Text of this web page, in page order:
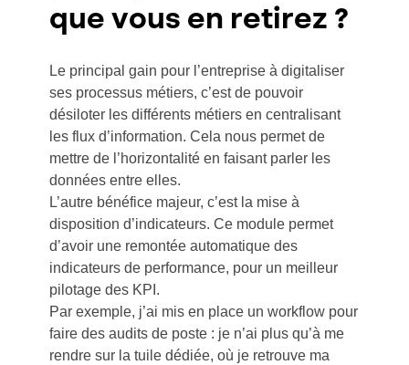
que vous en retirez ?
Le principal gain pour l’entreprise à digitaliser
ses processus métiers, c’est de pouvoir
désiloter les différents métiers en centralisant
les flux d’information. Cela nous permet de
mettre de l’horizontalité en faisant parler les
données entre elles.
L’autre bénéfice majeur, c’est la mise à
disposition d’indicateurs. Ce module permet
d’avoir une remontée automatique des
indicateurs de performance, pour un meilleur
pilotage des KPI.
Par exemple, j’ai mis en place un workflow pour
faire des audits de poste : je n’ai plus qu’à me
rendre sur la tuile dédiée, où je retrouve ma